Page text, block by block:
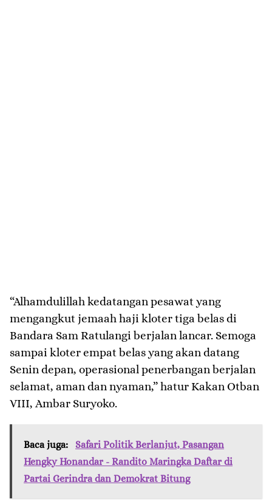
“Alhamdulillah kedatangan pesawat yang
mengangkut jemaah haji kloter tiga belas di
Bandara Sam Ratulangi berjalan lancar. Semoga
sampai kloter empat belas yang akan datang
Senin depan, operasional penerbangan berjalan
selamat, aman dan nyaman,” hatur Kakan Otban
VIII, Ambar Suryoko.
Baca juga:
Safari Politik Berlanjut, Pasangan
Hengky Honandar - Randito Maringka Daftar di
Partai Gerindra dan Demokrat Bitung